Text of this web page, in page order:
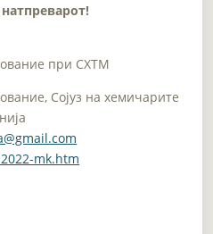
при СХТМ
Сојуз на хемичарите
mk.htm